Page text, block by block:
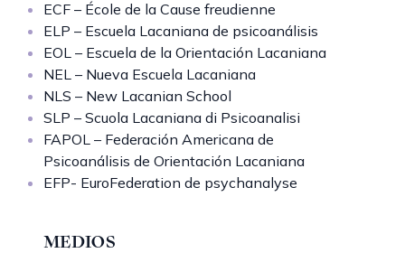
ECF – École de la Cause freudienne
ELP – Escuela Lacaniana de psicoanálisis
EOL – Escuela de la Orientación Lacaniana
NEL – Nueva Escuela Lacaniana
NLS – New Lacanian School
SLP – Scuola Lacaniana di Psicoanalisi
FAPOL – Federación Americana de
Psicoanálisis de Orientación Lacaniana
EFP- EuroFederation de psychanalyse
MEDIOS